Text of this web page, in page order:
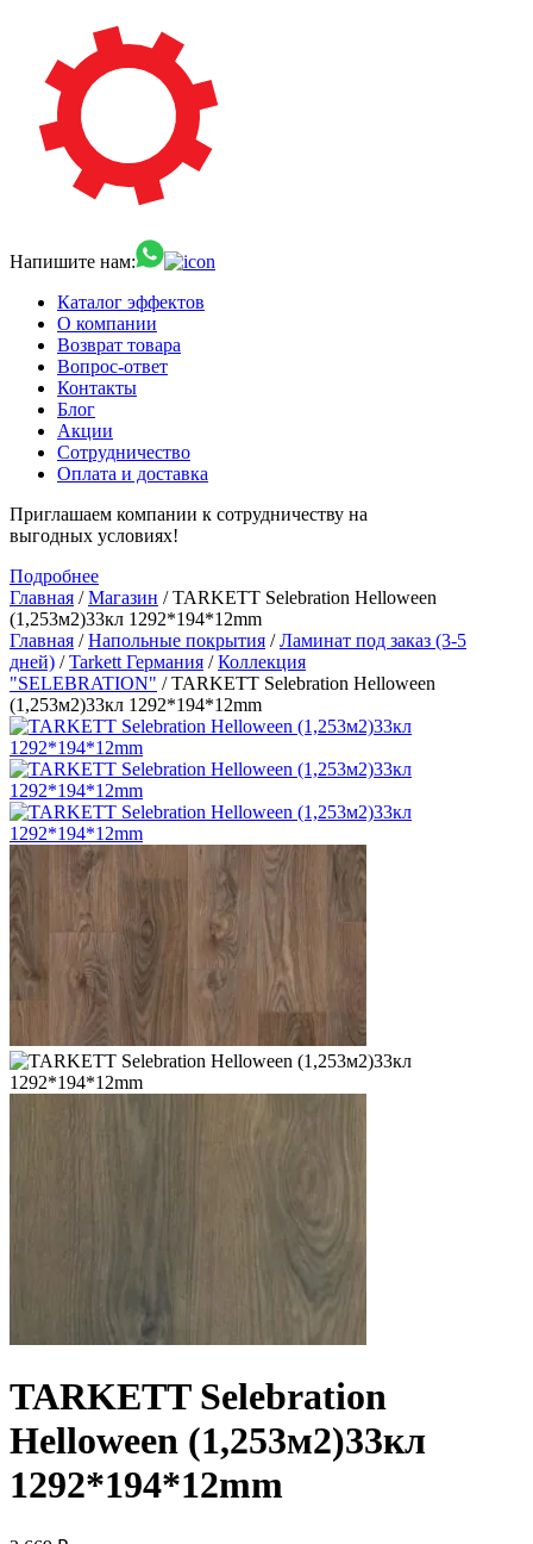
Напишите нам:
Каталог эффектов
О компании
Возврат товара
Вопрос-ответ
Контакты
Блог
Акции
Сотрудничество
Оплата и доставка
Приглашаем компании к сотрудничеству на
выгодных условиях!
Подробнее
Главная /Магазин /TARKETT Selebration Helloween
(1,253м2)33кл 1292*194*12mm
Главная /Напольные покрытия /Ламинат под заказ (3-5
дней) /Tarkett Германия /Коллекция
"SELEBRATION" / TARKETT Selebration Helloween
(1,253м2)33кл 1292*194*12mm
TARKETT Selebration
Helloween (1,253м2)33кл
1292*194*12mm